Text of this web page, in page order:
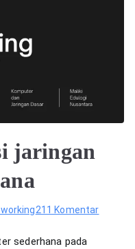
jaringan
211 Komentarpada
sederhana pada